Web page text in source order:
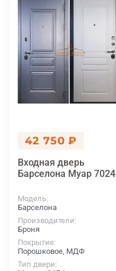
42 750 ₽
Входная дверь
Барселона Муар 7024
Модель
Барселона
Производители
Броня
Покрытие
Порошковое, МДФ
Тип двери